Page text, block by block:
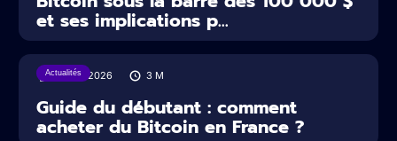
et ses implications p...
Actualités
29/07/2026 3 M
Guide du débutant : comment
acheter du Bitcoin en France ?